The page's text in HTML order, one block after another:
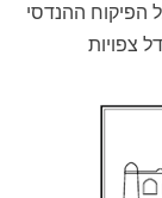
הפיקוח ההנדסי
צפויות